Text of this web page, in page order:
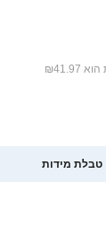
טבלת מידות